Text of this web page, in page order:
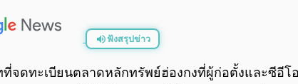
ฟังสรุปข่าว
ที่จดทะเบียนตลาดหลักทรัพย์ฮ่องกงที่ผู้ก่อตั้งและซีอีโ